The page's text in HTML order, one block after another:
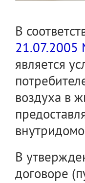
В
является
воздуха в
В
договоре